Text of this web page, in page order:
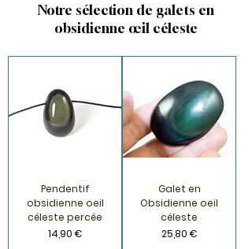
Notre sélection de galets en
obsidienne œil céleste
Pendentif
obsidienne oeil
céleste percée
Prix
14,90 €
Galet en
Obsidienne oeil
céleste
Prix
25,80 €